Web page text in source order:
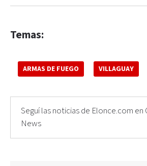
Temas:
ARMAS DE FUEGO VILLAGUAY
Seguí las noticias de Elonce.com en
News